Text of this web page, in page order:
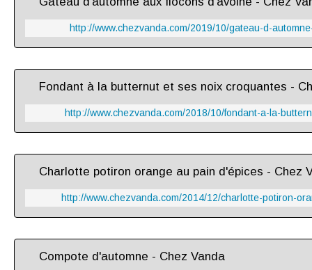
http://www.chezvanda.com/2019/10/gateau-d-
Fondant à la butternut et ses noix croquantes -
http://www.chezvanda.com/2018/10/fondant-a-la-
Charlotte potiron orange au pain d'épices - Chez
http://www.chezvanda.com/2014/12/charlotte-potiron-
Compote d'automne - Chez Vanda